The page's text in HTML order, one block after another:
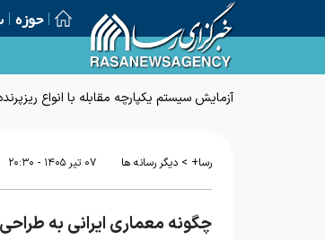
حوزه
آزمایش سیستم یکپارچه مقابله با انواع
رسا+ > دیگر رسانه ها ۰۷ تير ۱۴۰۵ - ۲۰:۳۰
چگونه معماری ایرانی به